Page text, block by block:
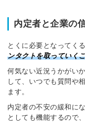
内定者と企業の
とくに必要となってくる
ンタクトを取っていく
何気ない近況うかがい
して、いつでも質問や
ます。
内定者の不安の緩和に
としても機能するので